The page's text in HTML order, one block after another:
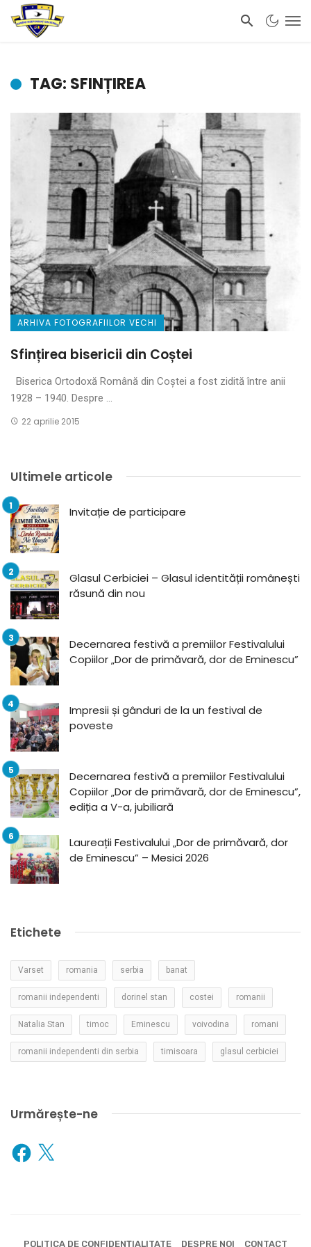
TAG: SFINȚIREA
ARHIVA FOTOGRAFIILOR VECHI
Sfințirea bisericii din Coștei
Biserica Ortodoxă Română din Coștei a fost zidită între anii
1928 – 1940. Despre ...
22 aprilie 2015
Ultimele articole
Invitație de participare
Glasul Cerbiciei – Glasul identității românești
răsună din nou
Decernarea festivă a premiilor Festivalului
Copiilor „Dor de primăvară, dor de Eminescu”
Impresii și gânduri de la un festival de
poveste
Decernarea festivă a premiilor Festivalului
Copiilor „Dor de primăvară, dor de Eminescu”,
ediția a V-a, jubiliară
Laureații Festivalului „Dor de primăvară, dor
de Eminescu” – Mesici 2026
Etichete
Varset romania serbia banat
romanii independenti dorinel stan costei romanii
Natalia Stan timoc Eminescu voivodina romani
romanii independenti din serbia timisoara glasul cerbiciei
Urmărește-ne
Facebook
X
POLITICA DE CONFIDENȚIALITATE DESPRE NOI CONTACT